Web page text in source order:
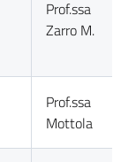
Prof.ssa
Zarro M.
Prof.ssa
Mottola